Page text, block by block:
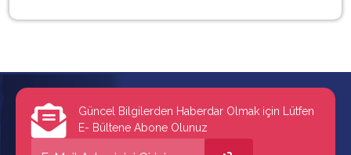
Güncel Bilgilerden Haberdar Olmak için Lütfen
E- Bültene Abone Olunuz